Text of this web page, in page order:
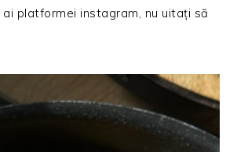
platformei instagram, nu uitați să